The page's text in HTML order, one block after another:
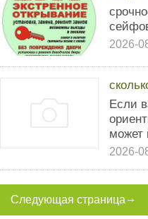
2026-
Если
может
2026-
Следующая страница